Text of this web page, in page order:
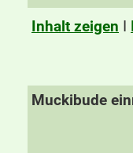
Inhalt zeigen I
Muckibude